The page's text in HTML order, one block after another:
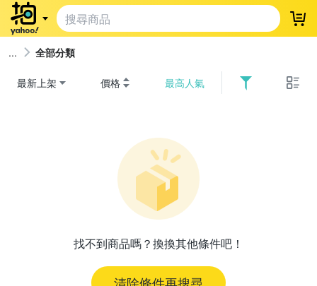
登
全部分類
最新上架 價格 最高人氣
找不到商品嗎？換換其他條件吧！